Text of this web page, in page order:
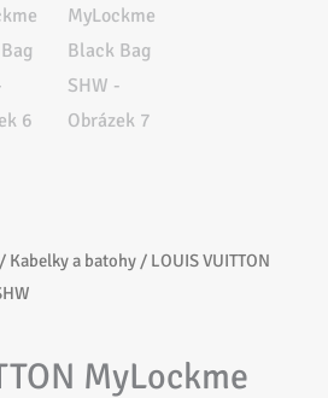
/ Kabelky a batohy / LOUIS VUITTON
MyLockme